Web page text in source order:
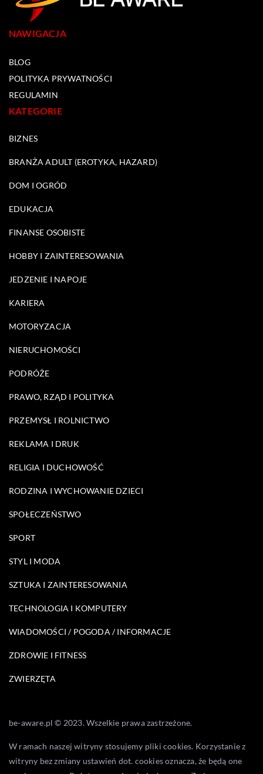
NAWIGACJA
BLOG
POLITYKA PRYWATNOŚCI
REGULAMIN
KATEGORIE
BIZNES
BRANŻA ADULT (EROTYKA, HAZARD)
DOM I OGRÓD
EDUKACJA
FINANSE OSOBISTE
HOBBY I ZAINTERESOWANIA
JEDZENIE I NAPOJE
KARIERA
MOTORYZACJA
NIERUCHOMOŚCI
PODRÓŻE
PRAWO, RZĄD I POLITYKA
PRZEMYSŁ I ROLNICTWO
REKLAMA I DRUK
RELIGIA I DUCHOWOŚĆ
RODZINA I WYCHOWANIE DZIECI
SPOŁECZEŃSTWO
SPORT
STYL I MODA
SZTUKA I ZAINTERESOWANIA
TECHNOLOGIA I KOMPUTERY
WIADOMOŚCI / POGODA / INFORMACJE
ZDROWIE I FITNESS
ZWIERZĘTA
be-aware.pl © 2023. Wszelkie prawa zastrzeżone.
W ramach naszej witryny stosujemy pliki cookies. Korzystanie z
witryny bez zmiany ustawień dot. cookies oznacza, że będą one